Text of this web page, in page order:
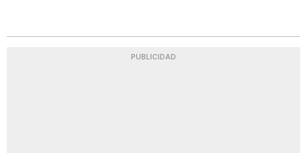
PUBLICIDAD